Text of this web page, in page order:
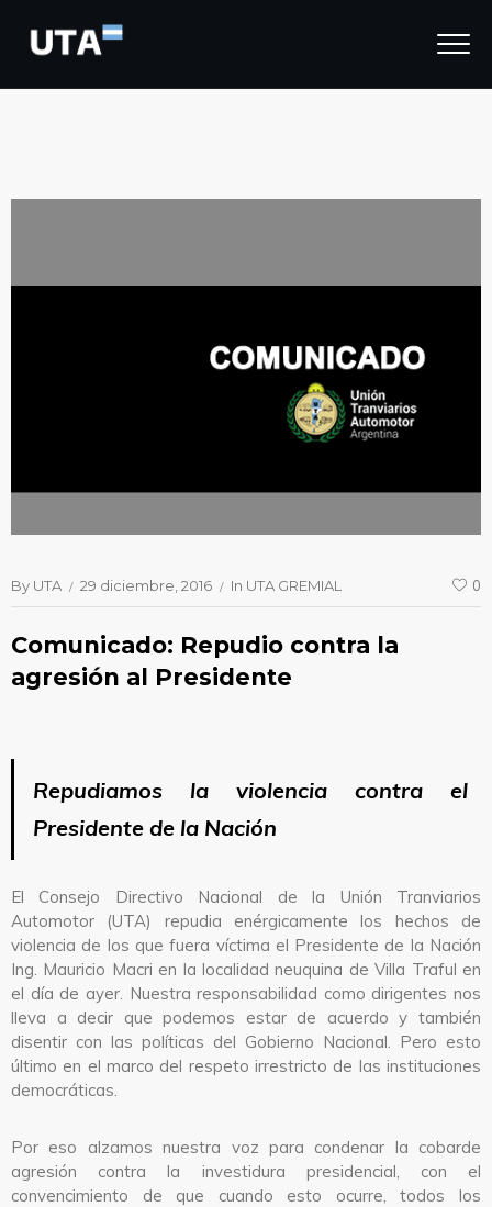
By UTA 29 diciembre, 2016 In UTA GREMIAL 0
Comunicado: Repudio contra la
agresión al Presidente
Repudiamos la violencia contra el
Presidente de la Nación
El Consejo Directivo Nacional de la Unión Tranviarios
Automotor (UTA) repudia enérgicamente los hechos de
violencia de los que fuera víctima el Presidente de la Nación
Ing. Mauricio Macri en la localidad neuquina de Villa Traful en
el día de ayer. Nuestra responsabilidad como dirigentes nos
lleva a decir que podemos estar de acuerdo y también
disentir con las políticas del Gobierno Nacional. Pero esto
último en el marco del respeto irrestricto de las instituciones
democráticas.
Por eso alzamos nuestra voz para condenar la cobarde
agresión contra la investidura presidencial, con el
convencimiento de que cuando esto ocurre, todos los